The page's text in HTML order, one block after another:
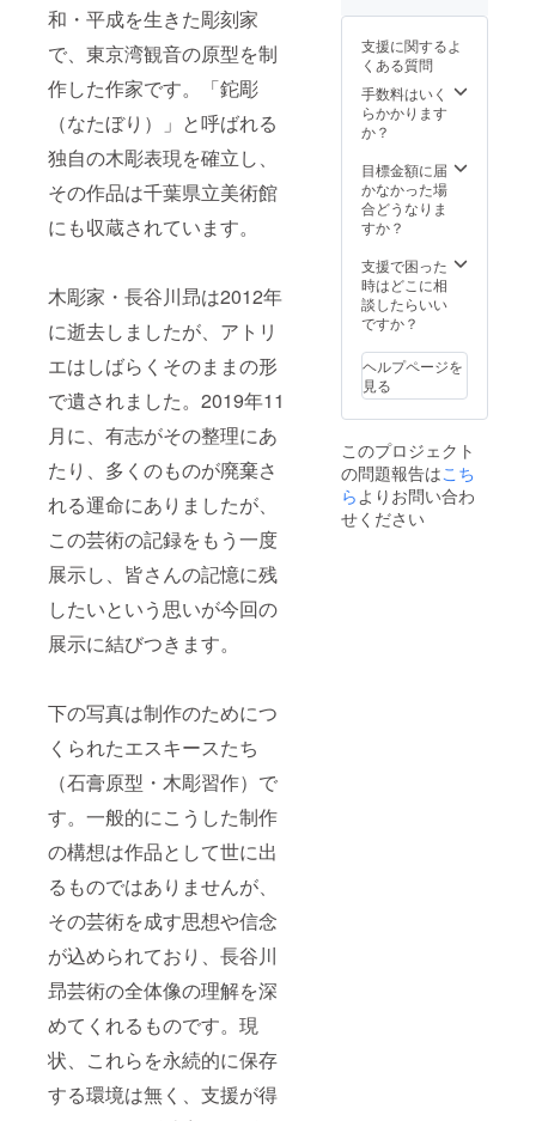
和・平成を生きた彫刻家
で、東京湾観音の原型を制
作した作家です。「鉈彫
（なたぼり）」と呼ばれる
独自の木彫表現を確立し、
その作品は千葉県立美術館
にも収蔵されています。
木彫家・長谷川昻は2012年
に逝去しましたが、アトリ
エはしばらくそのままの形
で遺されました。2019年11
月に、有志がその整理にあ
たり、多くのものが廃棄さ
れる運命にありましたが、
この芸術の記録をもう一度
展示し、皆さんの記憶に残
したいという思いが今回の
展示に結びつきます。
下の写真は制作のためにつ
くられたエスキースたち
（石膏原型・木彫習作）で
す。一般的にこうした制作
の構想は作品として世に出
るものではありませんが、
その芸術を成す思想や信念
が込められており、長谷川
昻芸術の全体像の理解を深
めてくれるものです。現
状、これらを永続的に保存
する環境は無く、支援が得
などの
掲載は
行いま
せん。
掲載期
限は定
との報
告ペー
ジでの
ており
ます。
ださ
人名の
ほかに
ニック
ネーム
での掲
載も可
能で
「文字
のみ」
の掲載
で、
ゴ・バ
ナー」
などの
掲載は
せん。
掲載期
限は定
めず、
年度ご
名前掲
希望の
方の
み） ＊
Web
ページ
名前掲
載に関
しまし
ては、
欄」に
掲載を
希望さ
れるお
必ずご
記入く
ださ
い。個
ほかに
ニック
ネーム
やイニ
シャル
支援に関するよ
くある質問
手数料はいく
らかかります
か？
目標金額に届
かなかった場
合どうなりま
すか？
支援で困った
時はどこに相
談したらいい
ですか？
ヘルプページを
見る
このプロジェクト
の問題報告はこち
ら よりお問い合わ
せください